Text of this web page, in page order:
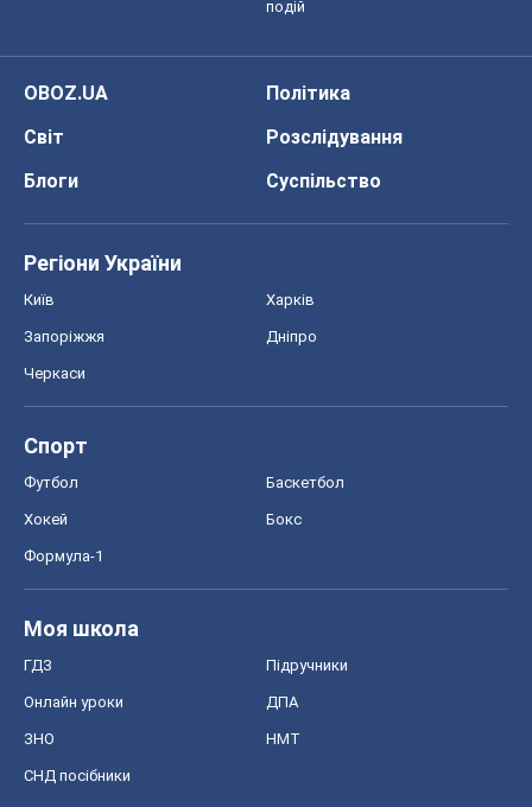
подій
OBOZ.UA
Політика
Світ
Розслідування
Блоги
Суспільство
Регіони України
Київ Харків
Запоріжжя Дніпро
Черкаси
Спорт
Футбол Баскетбол
Хокей Бокс
Формула-1
Моя школа
ГДЗ Підручники
Онлайн уроки ДПА
ЗНО НМТ
СНД посібники